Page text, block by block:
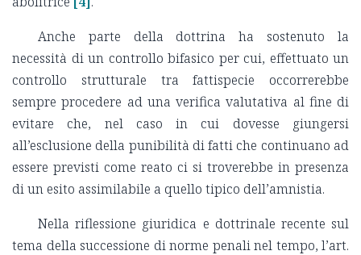
Anche parte della dottrina ha sostenuto la
necessità di un controllo bifasico per cui, effettuato un
controllo strutturale tra fattispecie occorrerebbe
sempre procedere ad una verifica valutativa al fine di
evitare che, nel caso in cui dovesse giungersi
all’esclusione della punibilità di fatti che continuano ad
essere previsti come reato ci si troverebbe in presenza
di un esito assimilabile a quello tipico dell’amnistia.
Nella riflessione giuridica e dottrinale recente sul
tema della successione di norme penali nel tempo, l’art.